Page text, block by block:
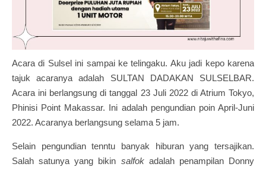
Acara di Sulsel ini sampai ke telingaku. Aku jadi kepo karena
tajuk acaranya adalah SULTAN DADAKAN SULSELBAR.
Acara ini berlangsung di tanggal 23 Juli 2022 di Atrium Tokyo,
Phinisi Point Makassar. Ini adalah pengundian poin April-Juni
2022. Acaranya berlangsung selama 5 jam.
Selain pengundian tenntu banyak hiburan yang tersajikan.
Salah satunya yang bikin salfok adalah penampilan Donny